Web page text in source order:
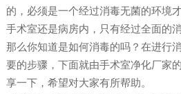
的，必须是一个经过消毒无菌的环境
手术室还是病房内，只有经过全面的
那么你知道是如何消毒的吗？在进行
要的步骤，下面就由手术室净化厂家
享一下，希望对大家有所帮助。